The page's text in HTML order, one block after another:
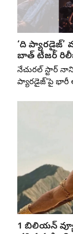
‘ది ప్యారడైజ్’
బాత్ టీజర్
నేచురల్ స్టార్ నాని
ప్యారడైజ్'పై భారీ
1 బిలియన్